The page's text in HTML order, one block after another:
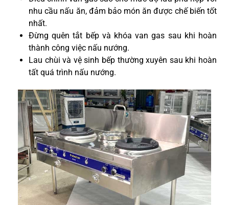
nhu cầu nấu ăn, đảm bảo món ăn được chế biến tốt
nhất.
Đừng quên tắt bếp và khóa van gas sau khi hoàn
thành công việc nấu nướng.
Lau chùi và vệ sinh bếp thường xuyên sau khi hoàn
tất quá trình nấu nướng.